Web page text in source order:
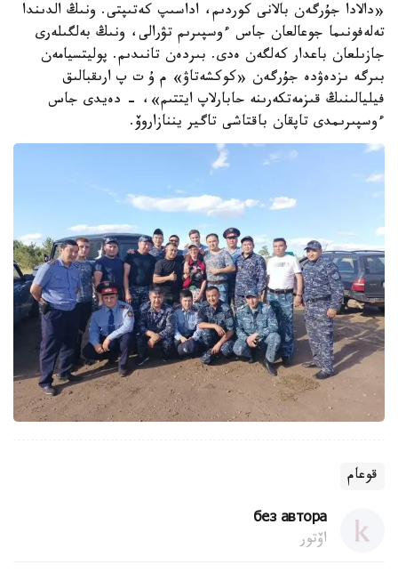
«دالادا جۇرگەن بالانى كوردىم، اداسىپ كەتىپتى. ونىڭ الدىندا
تەلەفونىما جوعالعان جاس ءوسپىرىم تۋرالى، ونىڭ بەلگىلەرى
جازىلعان باعدار كەلگەن ەدى. بىردەن تانىدىم. پوليتسيامەن
بىرگە ىزدەۋدە جۇرگەن «كوكشەتاۋ» م ۇ ت پ ارىقبالىق
فيليالىنىڭ قىزمەتكەرىنە حابارلاپ ايتتىم»، - دەيدى جاس
ءوسپىرىمدى تاپقان باقتاشى تاگير يننازاروۆ.
قوعام
без автора
اۆتور